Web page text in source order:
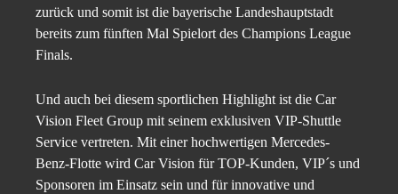
zurück und somit ist die bayerische Landeshauptstadt
bereits zum fünften Mal Spielort des Champions League
Finals.
Und auch bei diesem sportlichen Highlight ist die Car
Vision Fleet Group mit seinem exklusiven VIP-Shuttle
Service vertreten. Mit einer hochwertigen Mercedes-
Benz-Flotte wird Car Vision für TOP-Kunden, VIP´s und
Sponsoren im Einsatz sein und für innovative und